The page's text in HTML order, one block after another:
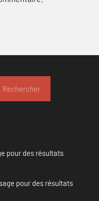
Rechercher
pour des résultats
pour des résultats